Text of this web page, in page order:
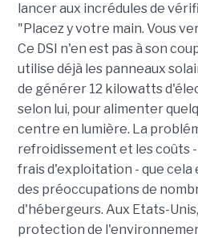
lancer aux incrédules de
"Placez y votre main. Vous
Ce DSI n'en est pas à son
utilise déjà les panneaux
de générer 12 kilowatts
selon lui, pour alimenter
centre en lumière. La
refroidissement et les coûts -
frais d'exploitation - que
des préoccupations de
d'hébergeurs. Aux Etats-
protection de